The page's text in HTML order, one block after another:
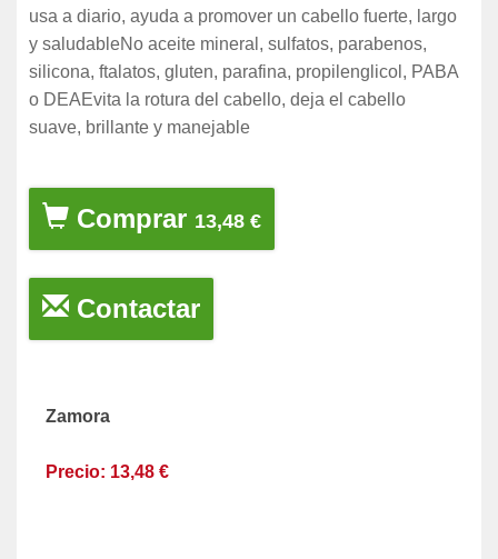
usa a diario, ayuda a promover un cabello fuerte, largo
y saludableNo aceite mineral, sulfatos, parabenos,
silicona, ftalatos, gluten, parafina, propilenglicol, PABA
o DEAEvita la rotura del cabello, deja el cabello
suave, brillante y manejable
Comprar 13,48 €
Contactar
Zamora
Precio: 13,48 €